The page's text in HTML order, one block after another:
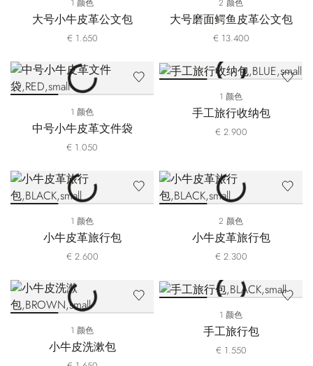
1 颜色
大号小牛皮革公文包
€ 1.650
2 颜色
大号磨面鳄鱼皮革公文包
€ 13.400
1 颜色
中号小牛皮革文件袋
€ 1.050
1 颜色
手工旅行收纳包
€ 2.900
1 颜色
小牛皮革旅行包
€ 2.600
2 颜色
小牛皮革旅行包
€ 2.300
1 颜色
小牛皮洗漱包
1 颜色
手工旅行包
€ 1.550